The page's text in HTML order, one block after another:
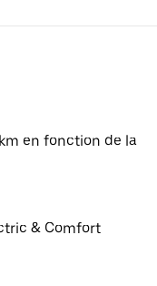
en fonction de la
& Comfort